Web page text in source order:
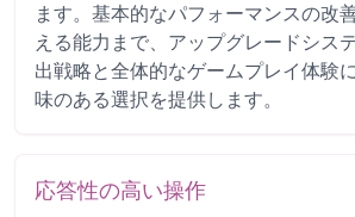
ます。基本的なパフォーマンスの改
える能力まで、アップグレードシス
出戦略と全体的なゲームプレイ体験
味のある選択を提供します。
応答性の高い操作